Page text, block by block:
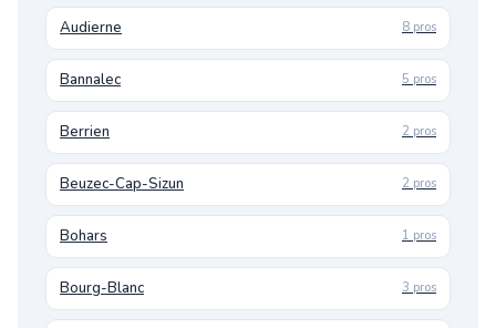
Audierne 8 pros
Bannalec 5 pros
Berrien 2 pros
Beuzec-Cap-Sizun 2 pros
Bohars 1 pros
Bourg-Blanc 3 pros